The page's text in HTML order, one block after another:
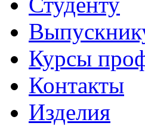
Курсы
Контакты
Изделия